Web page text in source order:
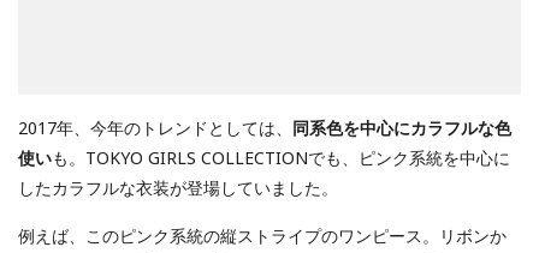
2017年、今年のトレンドとしては、 同系色を中心にカラフルな色
使いも。TOKYO GIRLS COLLECTIONでも、ピンク系統を中心に
したカラフルな衣装が登場していました。
例えば、このピンク系統の縦ストライプのワンピース。リボンか